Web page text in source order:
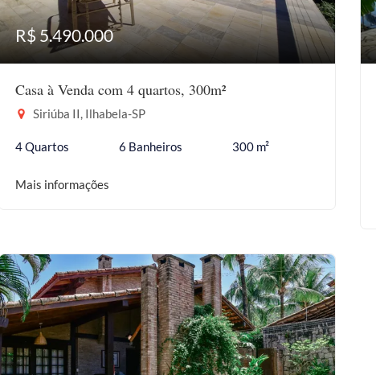
R$ 5.490.000
Casa à Venda com 4 quartos, 300m²
Siriúba II, Ilhabela-SP
4 Quartos 6 Banheiros 300 m²
Mais informações